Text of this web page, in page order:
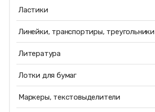
Ластики
Линейки, транспортиры, треугольники
Литература
Лотки для бумаг
Маркеры, текстовыделители